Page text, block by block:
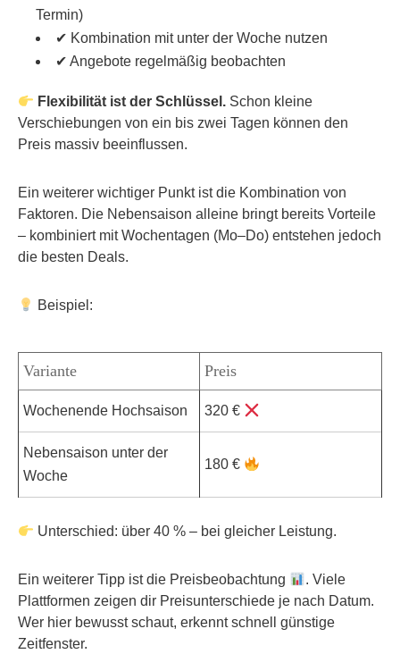
Termin)
✔ Kombination mit unter der Woche nutzen
✔ Angebote regelmäßig beobachten
Flexibilität ist der Schlüssel. Schon kleine
Verschiebungen von ein bis zwei Tagen können den
Preis massiv beeinflussen.
Ein weiterer wichtiger Punkt ist die Kombination von
Faktoren. Die Nebensaison alleine bringt bereits Vorteile
– kombiniert mit Wochentagen (Mo–Do) entstehen jedoch
die besten Deals.
Beispiel:
Variante Preis
Wochenende Hochsaison 320 €
Nebensaison unter der
Woche
180 €
Unterschied: über 40 % – bei gleicher Leistung.
Ein weiterer Tipp ist die Preisbeobachtung
. Viele
Plattformen zeigen dir Preisunterschiede je nach Datum.
Wer hier bewusst schaut, erkennt schnell günstige
Zeitfenster.